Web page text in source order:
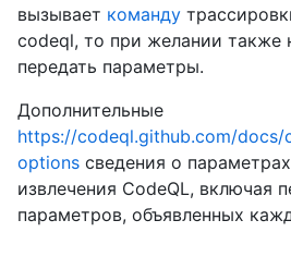
вызывает команду
codeql, то при желании также
передать параметры.
Дополнительные
https://codeql.github.com/
options сведения о
извлечения CodeQL, включая
параметров, объявленных